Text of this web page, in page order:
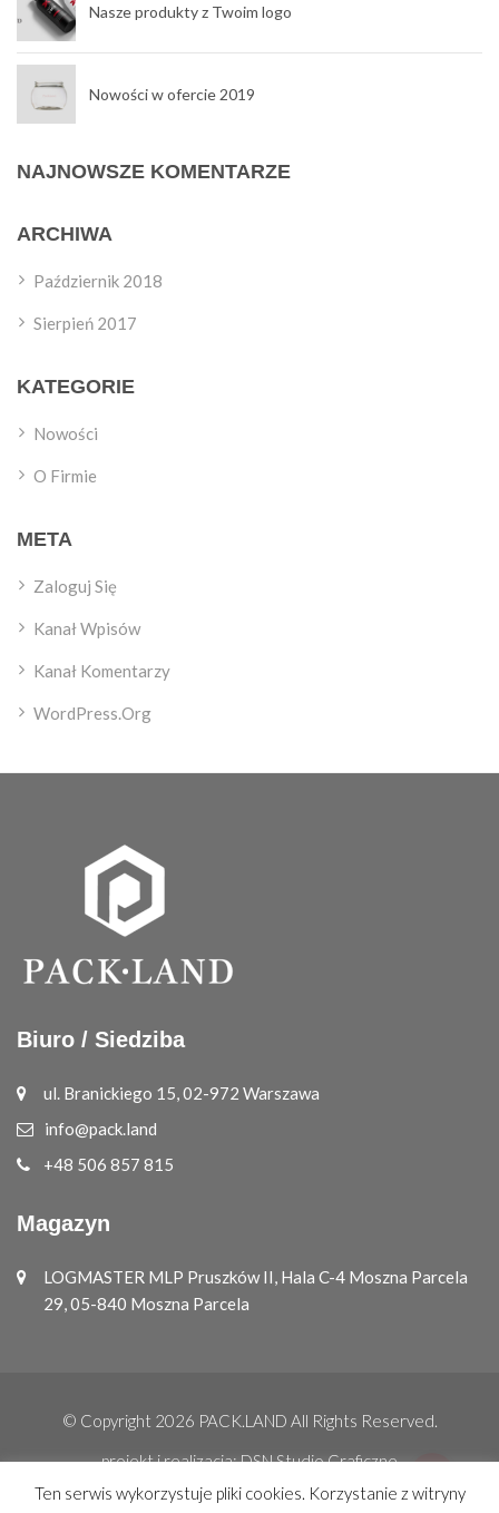
Nasze produkty z Twoim logo
Nowości w ofercie 2019
NAJNOWSZE KOMENTARZE
ARCHIWA
Październik 2018
Sierpień 2017
KATEGORIE
Nowości
O Firmie
META
Zaloguj Się
Kanał Wpisów
Kanał Komentarzy
WordPress.org
Biuro / Siedziba
ul. Branickiego 15, 02-972 Warszawa
info@pack.land
+48 506 857 815
Magazyn
LOGMASTER MLP Pruszków II, Hala C-4 Moszna Parcela
29, 05-840 Moszna Parcela
© Copyright 2026 PACK.LAND All Rights Reserved.
projekt i realizacja:DSN Studio Graficzne
Ten serwis wykorzystuje pliki cookies. Korzystanie z witryny